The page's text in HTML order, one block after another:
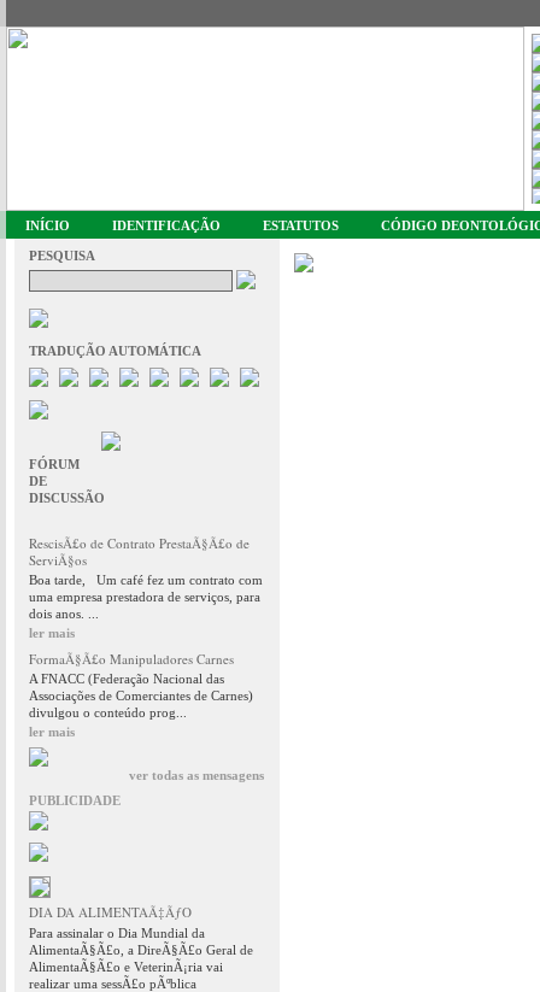
INÍCIO IDENTIFICAÇÃO ESTATUTOS CÓDIGO
PESQUISA
TRADUÇÃO AUTOMÁTICA
FÓRUM
DE
DISCUSSÃO
RescisÃ£o de Contrato PrestaÃ§Ã£o de
ServiÃ§os
Boa tarde, Um café fez um contrato com
uma empresa prestadora de serviços, para
dois anos. ...
ler mais
FormaÃ§Ã£o Manipuladores Carnes
A FNACC (Federação Nacional das
Associações de Comerciantes de Carnes)
divulgou o conteúdo prog...
ler mais
ver todas as mensagens
PUBLICIDADE
DIA DA ALIMENTAÃ‡ÃƒO
Para assinalar o Dia Mundial da
AlimentaÃ§Ã£o, a DireÃ§Ã£o Geral de
AlimentaÃ§Ã£o e VeterinÃ¡ria vai
realizar uma sessÃ£o pÃºblica